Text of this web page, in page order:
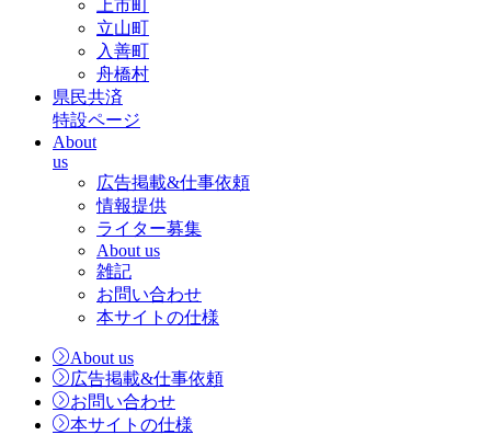
上市町
立山町
入善町
舟橋村
県民共済
特設ページ
About
us
広告掲載&仕事依頼
情報提供
ライター募集
About us
雑記
お問い合わせ
本サイトの仕様
About us
広告掲載&仕事依頼
お問い合わせ
本サイトの仕様